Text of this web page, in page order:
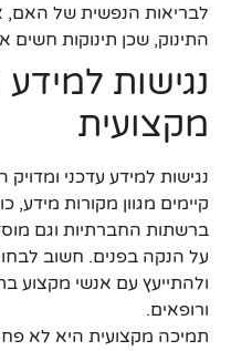
לבריאות הנפשית של האם,
התינוק, שכן תינוקות
נגישות
מקצועית
נגישות למידע עדכני
קיימים מגוון מקורות מידע,
ברשתות החברתיות וגם
על הנקה בפנים. חשוב
ולהתייעץ עם אנשי מקצוע
ורופאים.
תמיכה מקצועית היא לא